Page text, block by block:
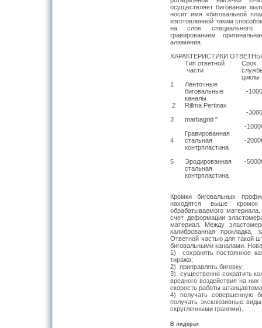
осуществляет бигование
носит имя «биговальной
изготовленной таким
на слое специального
гравированием
алюминия.
ХАРАКТЕРИСТИКИ
Тип ответной
части
Срок
циклы
1
Ленточные
биговальные
каналы
-
2
Rillma Pertinax
-
3
marbagrid "
-
4
Гравированная
стальная
контрпластина
-
5
Эродированная
стальная
контрпластина
-
Кромки биговальных
находятся выше
обрабатываемого
счет деформации
материал. Между
калиброванная про­кладка,
Ответной частью для такой
биговальными каналами.
1) сохранять постоянное
тиража;
2) приправлять биговку;
3) существенно сократить
вредного воздействия на
скорость работы
4) получать совершенную
получать эксклюзивные
скругленными гра­нями).
В лидерах